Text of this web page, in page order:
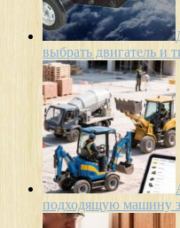
выбрать двигатель и
подходящую машину